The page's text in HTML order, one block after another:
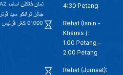
4:30 Petang
Rehat (Isnin -
Khamis ):
1.00 Petang -
2.00 Petang
Rehat (Jumaat):